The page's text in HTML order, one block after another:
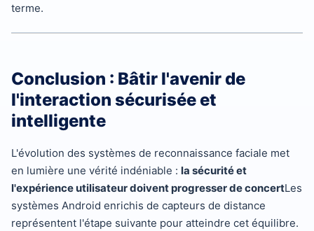
terme.
Conclusion : Bâtir l'avenir de
l'interaction sécurisée et
intelligente
L'évolution des systèmes de reconnaissance faciale met
en lumière une vérité indéniable : la sécurité et
l'expérience utilisateur doivent progresser de concertLes
systèmes Android enrichis de capteurs de distance
représentent l'étape suivante pour atteindre cet équilibre.